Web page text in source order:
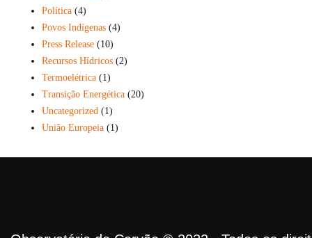
Política (4)
Povos Indígenas (4)
Press Release (10)
Recursos Hídricos (2)
Termoelétrica (1)
Transição Energética (20)
Uncategorized (1)
União Europeia (1)